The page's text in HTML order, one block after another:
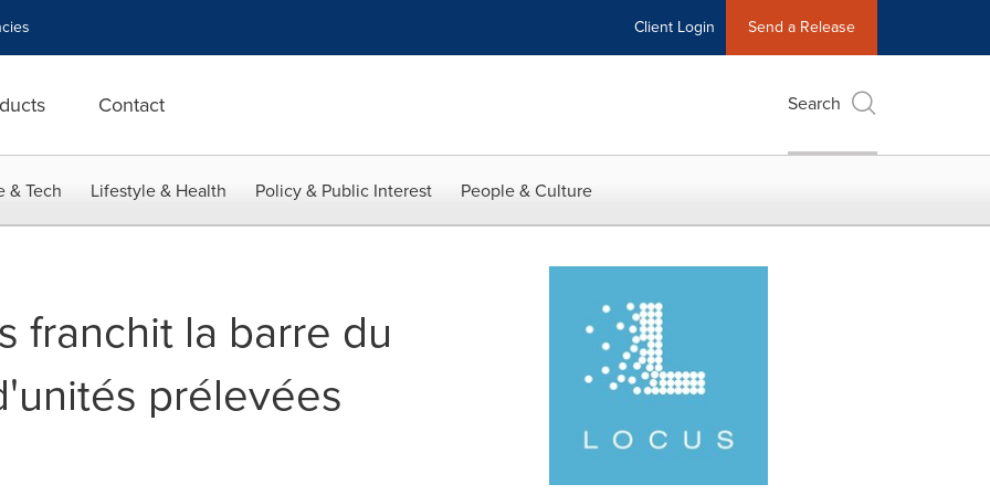
Client Login Send a Release
Contact Search
& Tech Lifestyle & Health Policy & Public Interest People & Culture
franchit la barre du
prélevées